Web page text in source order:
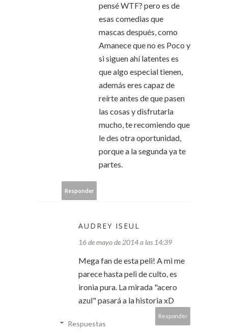
pensé WTF? pero es de
esas comedias que
mascas después, como
Amanece que no es Poco y
si siguen ahí latentes es
que algo especial tienen,
además eres capaz de
reírte antes de que pasen
las cosas y disfrutarla
mucho, te recomiendo que
le des otra oportunidad,
porque a la segunda ya te
partes.
Responder
AUDREY ISEUL
16 de mayo de 2014 a las 14:39
Mega fan de esta peli! A mi me
parece hasta peli de culto, es
ironia pura. La mirada "acero
azul" pasará a la historia xD
Responder
Respuestas